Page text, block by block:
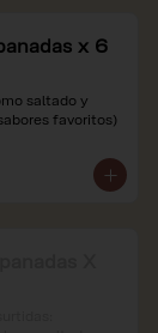
x 6
saltado y
favoritos)
expresados en
de ley y